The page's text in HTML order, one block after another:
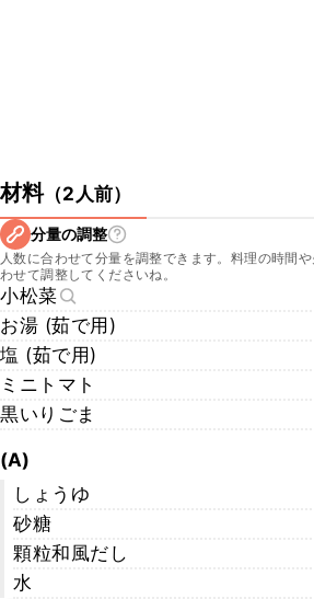
材料（2人前）
分量の調整
人数に合わせて分量を調整できます。料理の時間
わせて調整してくださいね。
小松菜
お湯 (茹で用)
塩 (茹で用)
ミニトマト
黒いりごま
(A)
しょうゆ
砂糖
顆粒和風だし
水